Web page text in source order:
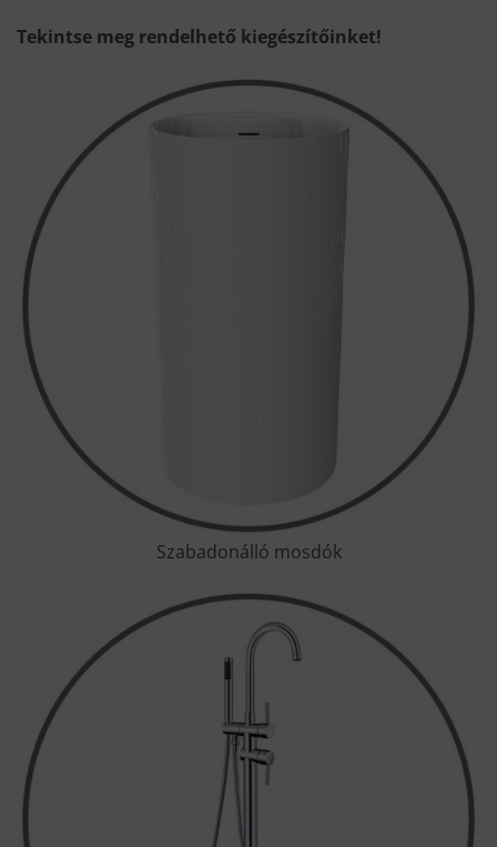
Tekintse meg rendelhető kiegészítőinket!
Szabadonálló mosdók